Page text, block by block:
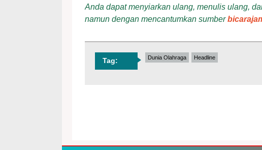
Anda dapat menyiarkan ulang, menulis ulang,
namun dengan mencantumkan sumber
Tag: Dunia Olahraga Headline